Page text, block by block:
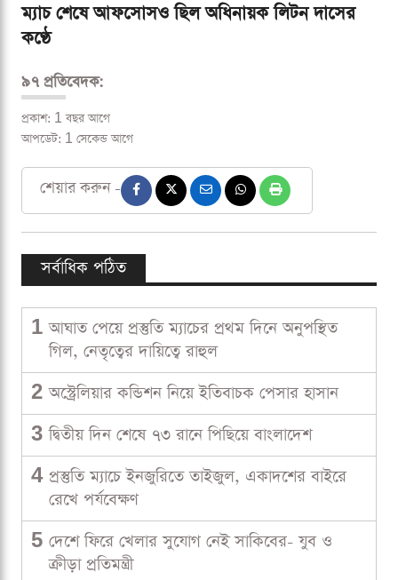
ম্যাচ শেষে আফসোসও ছিল অধিনায়ক লিটন দাসের
কণ্ঠে
৯৭ প্রতিবেদক:
প্রকাশ: 1 বছর আগে
আপডেট: 1 সেকেন্ড আগে
শেয়ার করুন -
সর্বাধিক পঠিত
1 আঘাত পেয়ে প্রস্তুতি ম্যাচের প্রথম দিনে অনুপস্থিত
গিল, নেতৃত্বের দায়িত্বে রাহুল
2 অস্ট্রেলিয়ার কন্ডিশন নিয়ে ইতিবাচক পেসার হাসান
3 দ্বিতীয় দিন শেষে ৭৩ রানে পিছিয়ে বাংলাদেশ
4 প্রস্তুতি ম্যাচে ইনজুরিতে তাইজুল, একাদশের বাইরে
রেখে পর্যবেক্ষণ
5 দেশে ফিরে খেলার সুযোগ নেই সাকিবের- যুব ও
ক্রীড়া প্রতিমন্ত্রী